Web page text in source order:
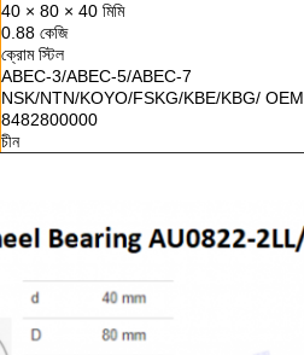
40 × 80 × 40 মিমি
0.88 কেজি
ক্রোম স্টিল
ABEC-3/ABEC-5/ABEC-7
NSK/NTN/KOYO/FSKG/KBE/KBG/ OEM
8482800000
চীন